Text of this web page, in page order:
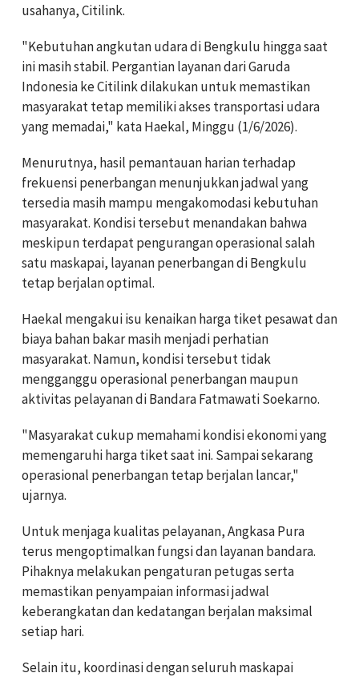
usahanya, Citilink.
"Kebutuhan angkutan udara di Bengkulu hingga saat
ini masih stabil. Pergantian layanan dari Garuda
Indonesia ke Citilink dilakukan untuk memastikan
masyarakat tetap memiliki akses transportasi udara
yang memadai," kata Haekal, Minggu (1/6/2026).
Menurutnya, hasil pemantauan harian terhadap
frekuensi penerbangan menunjukkan jadwal yang
tersedia masih mampu mengakomodasi kebutuhan
masyarakat. Kondisi tersebut menandakan bahwa
meskipun terdapat pengurangan operasional salah
satu maskapai, layanan penerbangan di Bengkulu
tetap berjalan optimal.
Haekal mengakui isu kenaikan harga tiket pesawat dan
biaya bahan bakar masih menjadi perhatian
masyarakat. Namun, kondisi tersebut tidak
mengganggu operasional penerbangan maupun
aktivitas pelayanan di Bandara Fatmawati Soekarno.
"Masyarakat cukup memahami kondisi ekonomi yang
memengaruhi harga tiket saat ini. Sampai sekarang
operasional penerbangan tetap berjalan lancar,"
ujarnya.
Untuk menjaga kualitas pelayanan, Angkasa Pura
terus mengoptimalkan fungsi dan layanan bandara.
Pihaknya melakukan pengaturan petugas serta
memastikan penyampaian informasi jadwal
keberangkatan dan kedatangan berjalan maksimal
setiap hari.
Selain itu, koordinasi dengan seluruh maskapai